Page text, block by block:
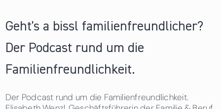
Geht's a bissl familienfreundlicher?
Der Podcast rund um die
Familienfreundlichkeit.
Der Podcast rund um die Familienfreundlichkeit.